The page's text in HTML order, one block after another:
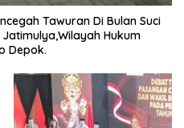
Tawuran Di Bulan Suci
Hukum
Depok.